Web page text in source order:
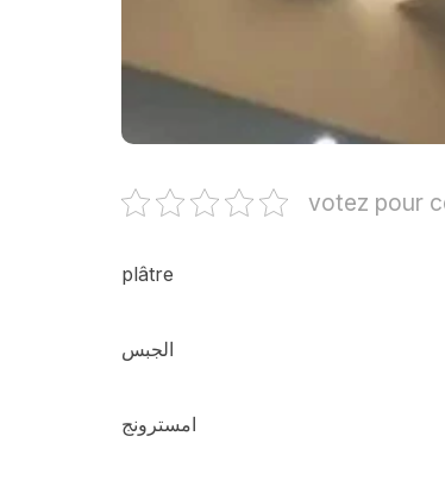
votez pour
plâtre
الجبس
امسترونج